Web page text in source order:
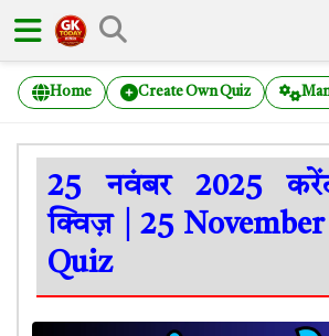
Home Create Own Quiz
25 नवंबर 2025
क्विज़ | 25
Quiz